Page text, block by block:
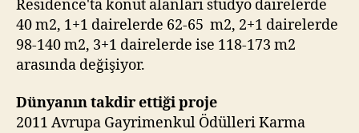
Residence'ta konut alanları stüdyo dairelerde
40 m2, 1+1 dairelerde 62-65 m2, 2+1 dairelerde
98-140 m2, 3+1 dairelerde ise 118-173 m2
arasında değişiyor.
Dünyanın takdir ettiği proje
2011 Avrupa Gayrimenkul Ödülleri Karma